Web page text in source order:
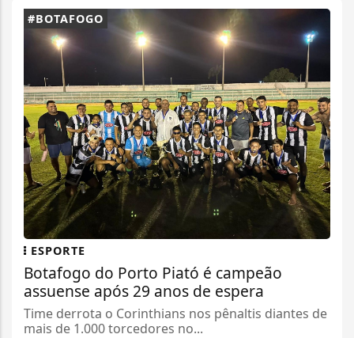
#BOTAFOGO
ESPORTE
Botafogo do Porto Piató é campeão
assuense após 29 anos de espera
Time derrota o Corinthians nos pênaltis diantes de
mais de 1.000 torcedores no...